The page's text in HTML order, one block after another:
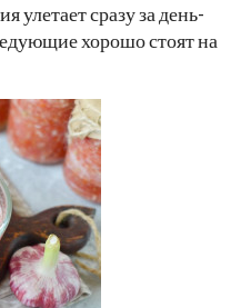
улетает сразу за день-
хорошо стоят на